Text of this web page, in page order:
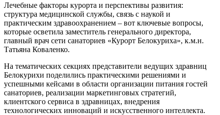
Лечебные факторы курорта и перспективы развития:
структура медицинской службы, связь с наукой и
практическим здравоохранением – вот ключевые вопросы,
которые осветила заместитель генерального директора,
главный врач сети санаториев «Курорт Белокуриха», к.м.н.
Татьяна Коваленко.
На тематических секциях представители ведущих здравниц
Белокурихи поделились практическими решениями и
успешными кейсами в области организации питания гостей
санаториев, реализации маркетинговых стратегий,
клиентского сервиса в здравницах, внедрения
технологических инноваций и искусственного интеллекта.